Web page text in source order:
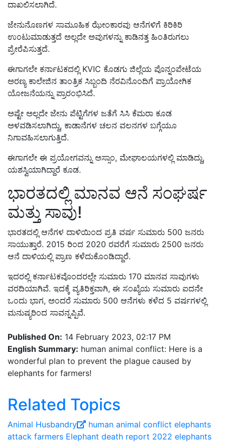
ದಾಖಲಿಸಲಾಗಿದೆ.
ಜೇನುನೊಣಗಳ ಸಾಮೂಹಿಕ ಝೇಂಕಾರವು ಆನೆಗಳಿಗೆ ಕಿರಿಕಿರಿ
ಉಂಟುಮಾಡುತ್ತದೆ ಅಲ್ಲದೇ ಅವುಗಳನ್ನು ಕಾಡಿನತ್ತ ಹಿಂತಿರುಗಲು
ಪ್ರೇರೆಪಿಸುತ್ತದೆ.
ಈಗಾಗಲೇ ಕರ್ನಾಟಕದಲ್ಲಿ KVIC ಕೊಡಗು ಜಿಲ್ಲೆಯ ಪೊನ್ನಂಪೇಟೆಯ
ಅರಣ್ಯ ಕಾಲೇಜಿನ ತಾಂತ್ರಿಕ ಸಿಬ್ಬಂದಿ ನೆರವಿನೊಂದಿಗೆ ಪ್ರಾಯೋಗಿಕ
ಯೋಜನೆಯನ್ನು ಪ್ರಾರಂಭಿಸಿದೆ.
ಅಷ್ಟೇ ಅಲ್ಲದೇ ಜೇನು ಪೆಟ್ಟಿಗೆಗಳ ಜತೆಗೆ ಸಿಸಿ ಕೆಮರಾ ಕೂಡ
ಅಳವಡಿಸಲಾಗಿದ್ದು, ಕಾಡಾನೆಗಳ ಚಲನ ವಲನಗಳ ಬಗ್ಗೆಯೂ
ನಿಗಾವಹಿಸಲಾಗುತ್ತಿದೆ.
ಈಗಾಗಲೇ ಈ ಪ್ರಯೋಗವನ್ನು ಅಸ್ಸಾಂ, ಮೇಘಾಲಯಗಳಲ್ಲಿ ಮಾಡಿದ್ದು,
ಯಶಸ್ವಿಯಾಗಿದ್ದಾರೆ ಕೂಡ.
ಭಾರತದಲ್ಲಿ ಮಾನವ ಆನೆ ಸಂಘರ್ಷ
ಮತ್ತು ಸಾವು!
ಭಾರತದಲ್ಲಿ ಆನೆಗಳ ದಾಳಿಯಿಂದ ಪ್ರತಿ ವರ್ಷ ಸುಮಾರು 500 ಜನರು
ಸಾಯುತ್ತಾರೆ. 2015 ರಿಂದ 2020 ರವರೆಗೆ ಸುಮಾರು 2500 ಜನರು
ಆನೆ ದಾಳಿಯಲ್ಲಿ ಪ್ರಾಣ ಕಳೆದುಕೊಂಡಿದ್ದಾರೆ.
ಇದರಲ್ಲಿ ಕರ್ನಾಟಕವೊಂದರಲ್ಲೇ ಸುಮಾರು 170 ಮಾನವ ಸಾವುಗಳು
ವರದಿಯಾಗಿವೆ. ಇದಕ್ಕೆ ವ್ಯತಿರಿಕ್ತವಾಗಿ, ಈ ಸಂಖ್ಯೆಯ ಸುಮಾರು ಐದನೇ
ಒಂದು ಭಾಗ, ಅಂದರೆ ಸುಮಾರು 500 ಆನೆಗಳು ಕಳೆದ 5 ವರ್ಷಗಳಲ್ಲಿ
ಮನುಷ್ಯರಿಂದ ಸಾವನ್ನಪ್ಪಿವೆ.
Published On: 14 February 2023, 02:17 PM
English Summary: human animal conflict: Here is a
wonderful plan to prevent the plague caused by
elephants for farmers!
Related Topics
Animal Husbandry human animal conflict elephants
attack farmers Elephant death report 2022 elephants